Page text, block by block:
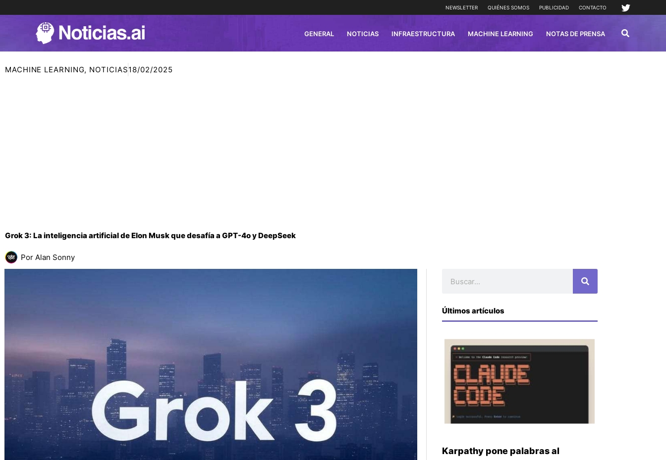
NEWSLETTER QUIÉNES SOMOS PUBLICIDAD CONTACTO
GENERAL NOTICIAS INFRAESTRUCTURA MACHINE LEARNING NOTAS DE PRENSA
MACHINE LEARNING, NOTICIAS18/02/2025
Grok 3: La inteligencia artificial de Elon Musk que desafía a GPT-4o y DeepSeek
Por Alan Sonny
Últimos artículos
Karpathy pone palabras al